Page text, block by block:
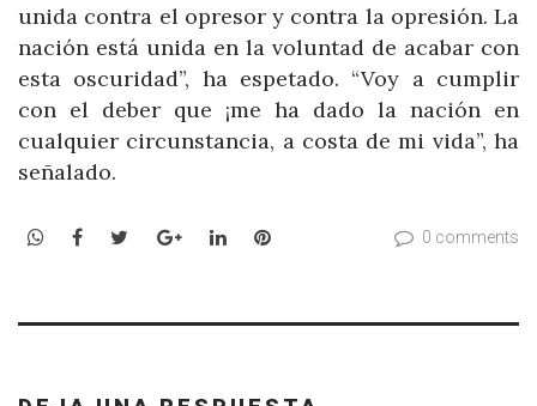
unida contra el opresor y contra la opresión. La
nación está unida en la voluntad de acabar con
esta oscuridad”, ha espetado. “Voy a cumplir
con el deber que ¡me ha dado la nación en
cualquier circunstancia, a costa de mi vida”, ha
señalado.
WhatsApp
Facebook
TwitterGoogle+LinkedInPinterest 0 comments